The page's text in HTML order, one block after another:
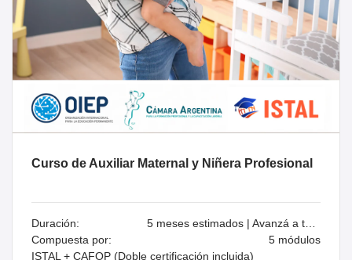
Curso de Auxiliar Maternal y Niñera Profesional
Duración:
Compuesta por:
5 módulos
ISTAL + CAFOP (Doble certificación incluida)